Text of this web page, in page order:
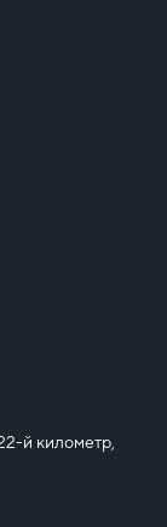
й километр,